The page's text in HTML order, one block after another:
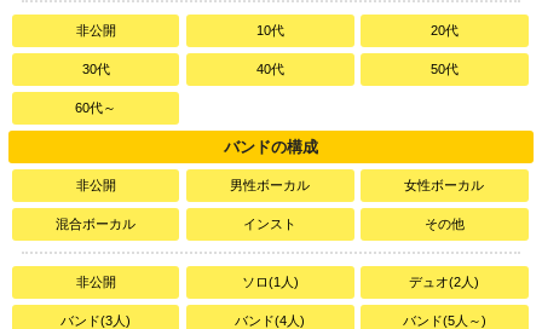
非公開 10代 20代
30代 40代 50代
60代～
バンドの構成
非公開 男性ボーカル 女性ボーカル
混合ボーカル インスト その他
非公開 ソロ(1人) デュオ(2人)
バンド(3人) バンド(4人) バンド(5人～)